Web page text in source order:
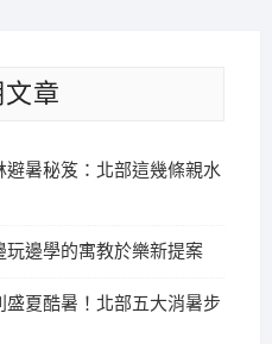
章
暑秘笈：北部這幾條親水
邊學的寓教於樂新提案
夏酷暑！北部五大消暑步